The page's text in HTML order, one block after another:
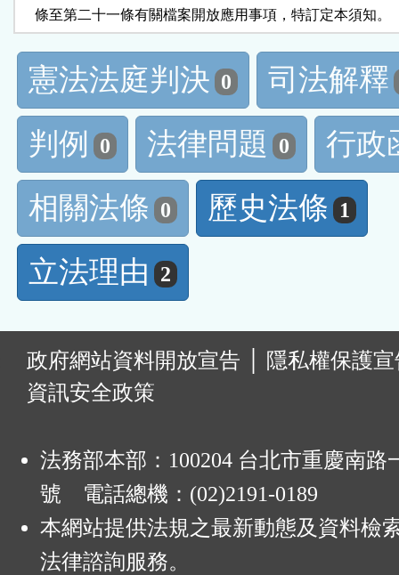
    條至第二十一條有關檔案開放應用事項，特訂定本須知。
憲法法庭判決 0
司法解釋
判例
0 法律問題 0
行政
相關法條 0 歷史法條 1
立法理由 2
政府網站資料開放宣告
隱私權保護
資訊安全政策
法務部本部：100204 台北市重慶南路
號 電話總機：(02)2191-0189
本網站提供法規之最新動態及資料檢
法律諮詢服務。